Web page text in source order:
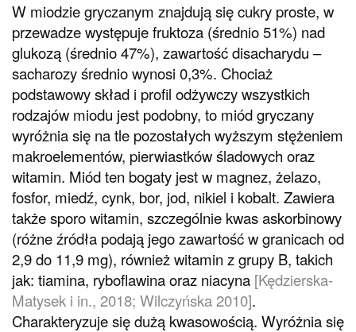
W miodzie gryczanym znajdują się cukry proste, w
przewadze występuje fruktoza (średnio 51%) nad
glukozą (średnio 47%), zawartość disacharydu –
sacharozy średnio wynosi 0,3%. Chociaż
podstawowy skład i profil odżywczy wszystkich
rodzajów miodu jest podobny, to miód gryczany
wyróżnia się na tle pozostałych wyższym stężeniem
makroelementów, pierwiastków śladowych oraz
witamin. Miód ten bogaty jest w magnez, żelazo,
fosfor, miedź, cynk, bor, jod, nikiel i kobalt. Zawiera
także sporo witamin, szczególnie kwas askorbinowy
(różne źródła podają jego zawartość w granicach od
2,9 do 11,9 mg), również witamin z grupy B, takich
jak: tiamina, ryboflawina oraz niacyna [Kędzierska-
Matysek i in., 2018; Wilczyńska 2010].
Charakteryzuje się dużą kwasowością. Wyróżnia się